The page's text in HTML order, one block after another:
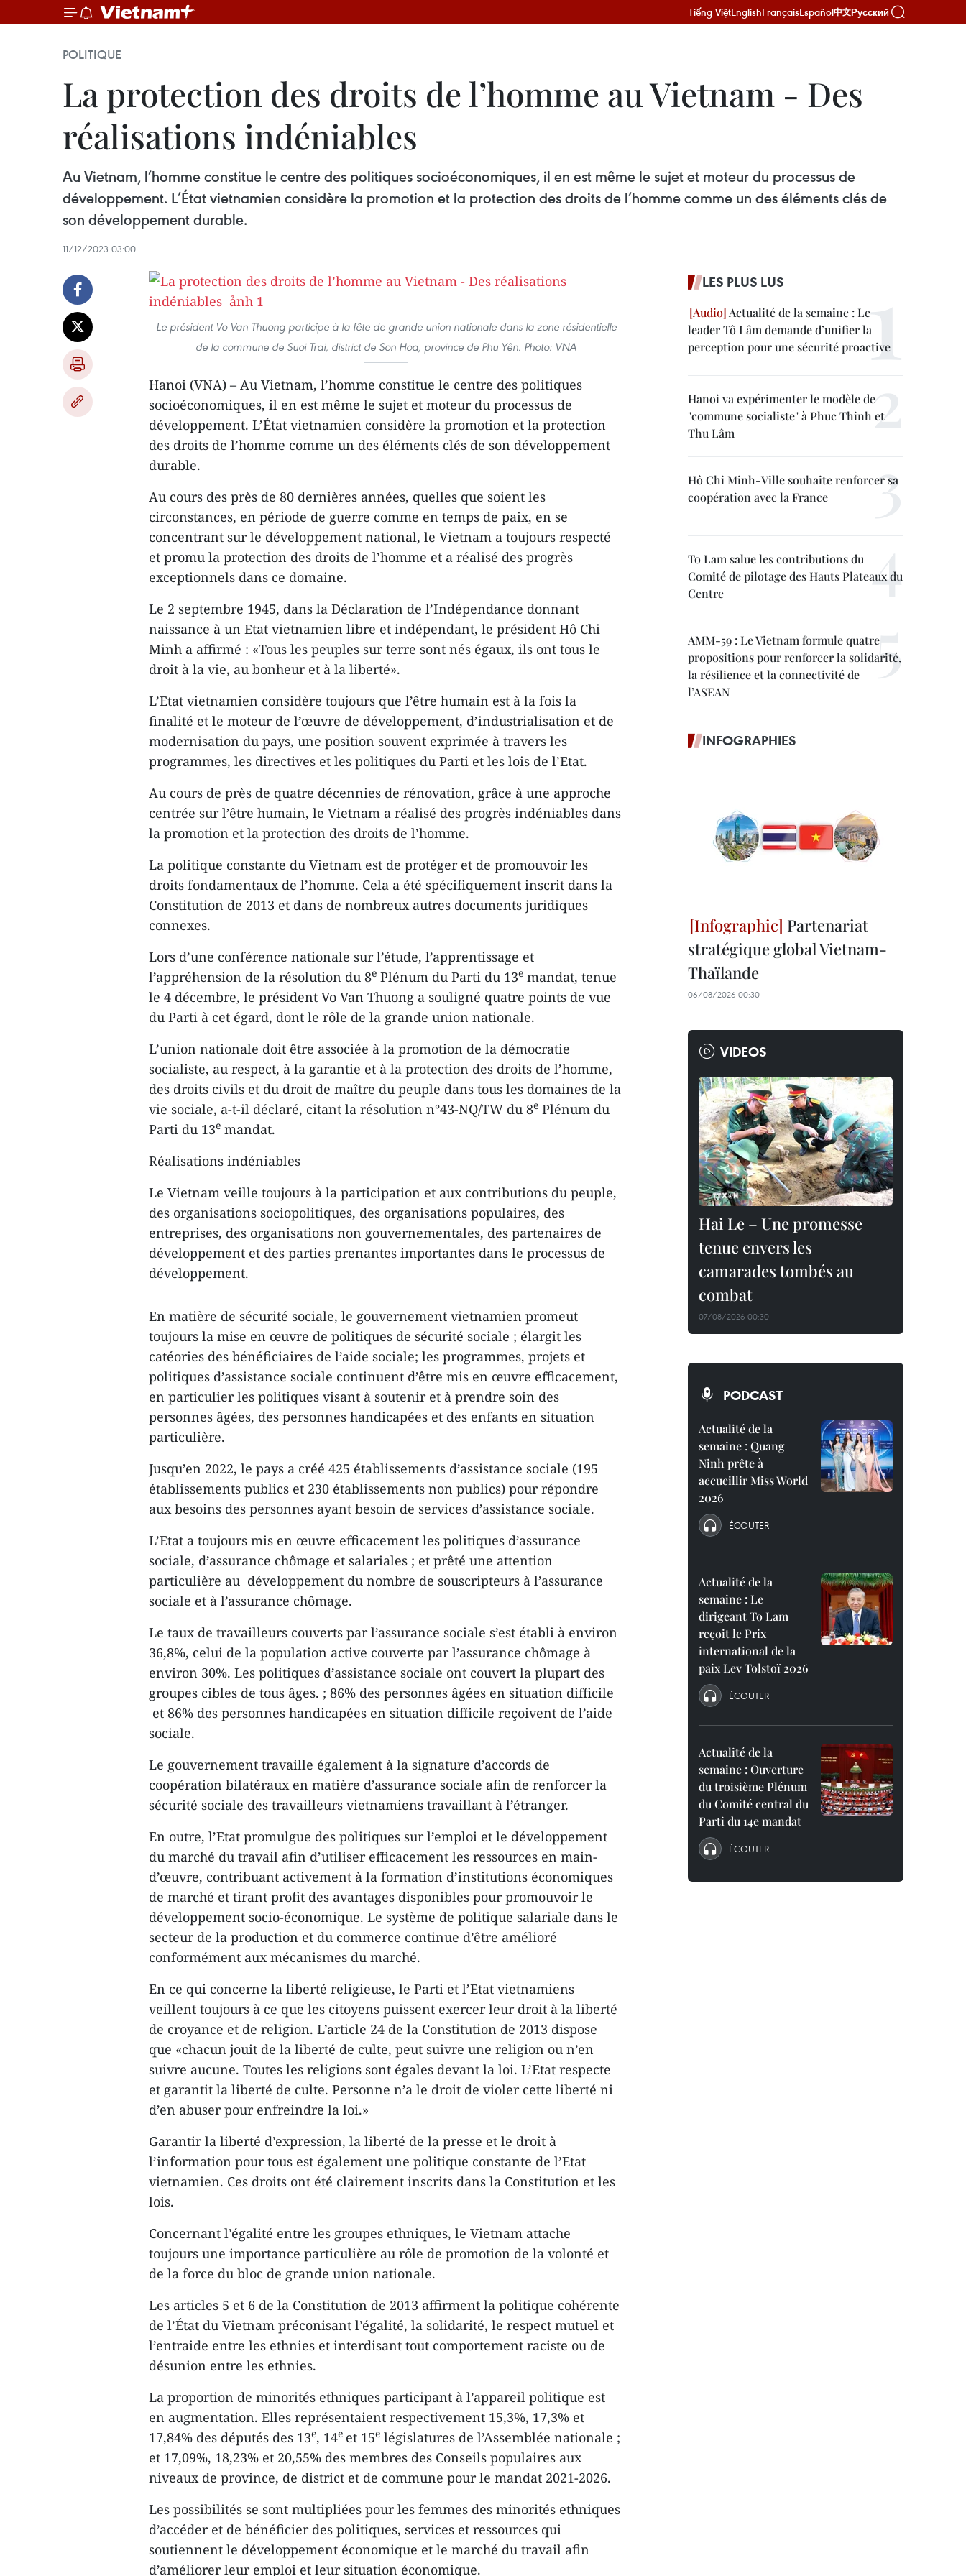
Tiếng ViệtEnglishFrançaisEspañol中文Русский
POLITIQUE
La protection des droits de l’homme au Vietnam - Des
réalisations indéniables ​
Au Vietnam, l’homme constitue le centre des politiques socioéconomiques, il en est même le sujet et moteur du processus de
développement. L’État vietnamien considère la promotion et la protection des droits de l’homme comme un des éléments clés de
son développement durable. ​
11/12/2023 03:00
Le président Vo Van Thuong participe à la fête de grande union nationale dans la zone résidentielle
de la commune de Suoi Trai, district de Son Hoa, province de Phu Yên. Photo: VNA
Hanoi (VNA) – Au Vietnam, l’homme constitue le centre des politiques
socioéconomiques, il en est même le sujet et moteur du processus de
développement. L’État vietnamien considère la promotion et la protection
des droits de l’homme comme un des éléments clés de son développement
durable.
Au cours des près de 80 dernières années, quelles que soient les
circonstances, en période de guerre comme en temps de paix, en se
concentrant sur le développement national, le Vietnam a toujours respecté
et promu la protection des droits de l’homme et a réalisé des progrès
exceptionnels dans ce domaine.
Le 2 septembre 1945, dans la Déclaration de l’Indépendance donnant
naissance à un Etat vietnamien libre et indépendant, le président Hô Chi
Minh a affirmé : «Tous les peuples sur terre sont nés égaux, ils ont tous le
droit à la vie, au bonheur et à la liberté».
L’Etat vietnamien considère toujours que l’être humain est à la fois la
finalité et le moteur de l’œuvre de développement, d’industrialisation et de
modernisation du pays, une position souvent exprimée à travers les
programmes, les directives et les politiques du Parti et les lois de l’Etat.
Au cours de près de quatre décennies de rénovation, grâce à une approche
centrée sur l’être humain, le Vietnam a réalisé des progrès indéniables dans
la promotion et la protection des droits de l’homme.
La politique constante du Vietnam est de protéger et de promouvoir les
droits fondamentaux de l’homme. Cela a été spécifiquement inscrit dans la
Constitution de 2013 et dans de nombreux autres documents juridiques
connexes.
Lors d’une conférence nationale sur l’étude, l’apprentissage et
l’appréhension de la résolution du 8e Plénum du Parti du 13e mandat, tenue
le 4 décembre, le président Vo Van Thuong a souligné quatre points de vue
du Parti à cet égard, dont le rôle de la grande union nationale.
L’union nationale doit être associée à la promotion de la démocratie
socialiste, au respect, à la garantie et à la protection des droits de l’homme,
des droits civils et du droit de maître du peuple dans tous les domaines de la
vie sociale, a-t-il déclaré, citant la résolution n°43-NQ/TW du 8e Plénum du
Parti du 13e mandat.
Réalisations indéniables
Le Vietnam veille toujours à la participation et aux contributions du peuple,
des organisations sociopolitiques, des organisations populaires, des
entreprises, des organisations non gouvernementales, des partenaires de
développement et des parties prenantes importantes dans le processus de
développement.
En matière de sécurité sociale, le gouvernement vietnamien promeut
toujours la mise en œuvre de politiques de sécurité sociale ; élargit les
catéories des bénéficiaires de l’aide sociale; les programmes, projets et
politiques d’assistance sociale continuent d’être mis en œuvre efficacement,
en particulier les politiques visant à soutenir et à prendre soin des
personnes âgées, des personnes handicapées et des enfants en situation
particulière.
Jusqu’en 2022, le pays a créé 425 établissements d’assistance sociale (195
établissements publics et 230 établissements non publics) pour répondre
aux besoins des personnes ayant besoin de services d’assistance sociale.
L’Etat a toujours mis en œuvre efficacement les politiques d’assurance
sociale, d’assurance chômage et salariales ; et prêté une attention
particulière au développement du nombre de souscripteurs à l’assurance
sociale et à l’assurance chômage.
Le taux de travailleurs couverts par l’assurance sociale s’est établi à environ
36,8%, celui de la population active couverte par l’assurance chômage à
environ 30%. Les politiques d’assistance sociale ont couvert la plupart des
groupes cibles de tous âges. ; 86% des personnes âgées en situation difficile
et 86% des personnes handicapées en situation difficile reçoivent de l’aide
sociale.
Le gouvernement travaille également à la signature d’accords de
coopération bilatéraux en matière d’assurance sociale afin de renforcer la
sécurité sociale des travailleurs vietnamiens travaillant à l’étranger.
En outre, l’Etat promulgue des politiques sur l’emploi et le développement
du marché du travail afin d’utiliser efficacement les ressources en main-
d’œuvre, contribuant activement à la formation d’institutions économiques
de marché et tirant profit des avantages disponibles pour promouvoir le
développement socio-économique. Le système de politique salariale dans le
secteur de la production et du commerce continue d’être amélioré
conformément aux mécanismes du marché.
En ce qui concerne la liberté religieuse, le Parti et l’Etat vietnamiens
veillent toujours à ce que les citoyens puissent exercer leur droit à la liberté
de croyance et de religion. L’article 24 de la Constitution de 2013 dispose
que «chacun jouit de la liberté de culte, peut suivre une religion ou n’en
suivre aucune. Toutes les religions sont égales devant la loi. L’Etat respecte
et garantit la liberté de culte. Personne n’a le droit de violer cette liberté ni
d’en abuser pour enfreindre la loi.»
Garantir la liberté d’expression, la liberté de la presse et le droit à
l’information pour tous est également une politique constante de l’Etat
vietnamien. Ces droits ont été clairement inscrits dans la Constitution et les
lois.
Concernant l’égalité entre les groupes ethniques, le Vietnam attache
toujours une importance particulière au rôle de promotion de la volonté et
de la force du bloc de grande union nationale.
Les articles 5 et 6 de la Constitution de 2013 affirment la politique cohérente
de l’État du Vietnam préconisant l’égalité, la solidarité, le respect mutuel et
l’entraide entre les ethnies et interdisant tout comportement raciste ou de
désunion entre les ethnies.
La proportion de minorités ethniques participant à l’appareil politique est
en augmentation. Elles représentaient respectivement 15,3%, 17,3% et
17,84% des députés des 13e, 14e et 15e législatures de l’Assemblée nationale ;
et 17,09%, 18,23% et 20,55% des membres des Conseils populaires aux
niveaux de province, de district et de commune pour le mandat 2021-2026.
Les possibilités se sont multipliées pour les femmes des minorités ethniques
d’accéder et de bénéficier des politiques, services et ressources qui
soutiennent le développement économique et le marché du travail afin
d’améliorer leur emploi et leur situation économique.
LES PLUS LUS
Actualité de la semaine : Le
leader Tô Lâm demande d’unifier la
perception pour une sécurité proactive
Hanoi va expérimenter le modèle de
"commune socialiste" à Phuc Thinh et
Thu Lâm
Hô Chi Minh-Ville souhaite renforcer sa
coopération avec la France
To Lam salue les contributions du
Comité de pilotage des Hauts Plateaux du
Centre
AMM-59 : Le Vietnam formule quatre
propositions pour renforcer la solidarité,
la résilience et la connectivité de
l’ASEAN
INFOGRAPHIES
Partenariat
stratégique global Vietnam-
Thaïlande
06/08/2026 00:30
VIDEOS
Hai Le – Une promesse
tenue envers les
camarades tombés au
combat
07/08/2026 00:30
PODCAST
Actualité de la
semaine : Quang
Ninh prête à
accueillir Miss World
2026
ÉCOUTER
Actualité de la
semaine : Le
dirigeant To Lam
reçoit le Prix
international de la
paix Lev Tolstoï 2026
ÉCOUTER
Actualité de la
semaine : Ouverture
du troisième Plénum
du Comité central du
Parti du 14e mandat
ÉCOUTER